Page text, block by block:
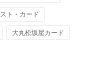
ト・カード
大丸松坂屋カード